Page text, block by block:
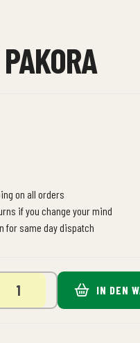
on all orders
if you change your mind
for same day dispatch
IN DEN